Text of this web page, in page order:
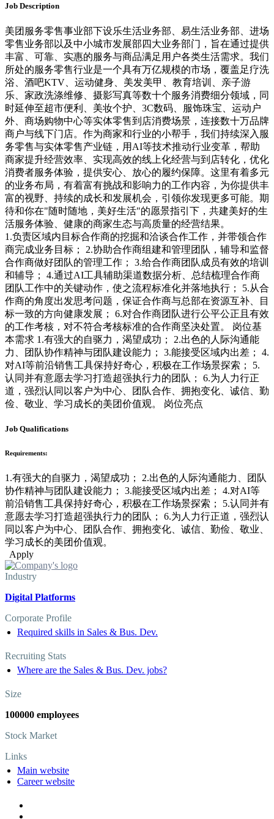
Job Description
美团服务零售事业部下设乐生活业务部、易生活业务部、进场
零售业务部以及中小城市发展部四大业务部门，旨在通过提供
丰富、可靠、实惠的服务与商品满足用户各类生活需求。我们
所处的服务零售行业是一个具有万亿规模的市场，覆盖足疗洗
浴、酒吧KTV、运动健身、美发美甲、教育培训、亲子游
乐、家政洗涤维修、摄影写真等数十个服务消费细分领域，同
时延伸至超市便利、美妆个护、3C数码、服饰珠宝、运动户
外、商场购物中心等实体零售到店消费场景，连接数十万品牌
商户与线下门店。作为商家和行业的小帮手，我们持续深入服
务零售与实体零售产业链，用AI等技术推动行业变革，帮助
商家提升经营效率、实现高效的线上化经营与到店转化，优化
消费者服务体验，提供安心、放心的履约保障。这里有着多元
的业务布局，有着富有挑战和影响力的工作内容，为你提供丰
富的视野、持续的成长和发展机会，引领你发现更多可能。期
待和你在"随时随地，美好生活"的愿景指引下，共建美好的生
活服务体验、健康的商家生态与高质量的经营结果。
1.负责区域内目标合作商的挖掘和洽谈合作工作，并带领合作
商完成业务目标； 2.协助合作商组建和管理团队，辅导和监督
合作商做好团队的管理工作； 3.给合作商团队成员有效的培训
和辅导； 4.通过AI工具辅助渠道数据分析、总结梳理合作商
团队工作中的关键动作，使之流程标准化并落地执行； 5.从合
作商的角度出发思考问题，保证合作商与总部在资源互补、目
标一致的方向健康发展； 6.对合作商团队进行公平公正且有效
的工作考核，对不符合考核标准的合作商坚决处置。 岗位基
本需求 1.有强大的自驱力，渴望成功； 2.出色的人际沟通能
力、团队协作精神与团队建设能力； 3.能接受区域内出差； 4.
对AI等前沿销售工具保持好奇心，积极在工作场景探索； 5.
认同并有意愿去学习打造超强执行力的团队； 6.为人力行正
道，强烈认同以客户为中心、团队合作、拥抱变化、诚信、勤
俭、敬业、学习成长的美团价值观。 岗位亮点
Job Qualifications
Requirements:
1.有强大的自驱力，渴望成功； 2.出色的人际沟通能力、团队
协作精神与团队建设能力； 3.能接受区域内出差； 4.对AI等
前沿销售工具保持好奇心，积极在工作场景探索； 5.认同并有
意愿去学习打造超强执行力的团队； 6.为人力行正道，强烈认
同以客户为中心、团队合作、拥抱变化、诚信、勤俭、敬业、
学习成长的美团价值观。
Apply
Industry
Digital Platforms
Corporate Profile
Required skills in Sales & Bus. Dev.
Recruiting Stats
Where are the Sales & Bus. Dev. jobs?
Size
100000 employees
Stock Market
Links
Main website
Career website